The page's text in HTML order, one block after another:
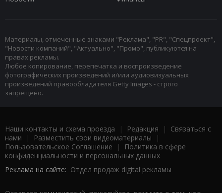
Материалы, отмеченные знаками "Реклама", "PR", "Спецпроект",
"Новости компаний", "Актуально", "Промо", публикуются на
правах рекламы.
Любое копирование, перепечатка и воспроизведение
фотографических произведений и/или аудиовизуальных
произведений правообладателя Getty Images - строго
запрещено.
Наши контакты и схема проезда | Редакция | Связаться с
нами | Разместить свои видеоматериалы |
Пользовательское Соглашение |
Политика в сфере
конфиденциальности и персональных данных
Реклама на сайте: Отдел продаж digital рекламы